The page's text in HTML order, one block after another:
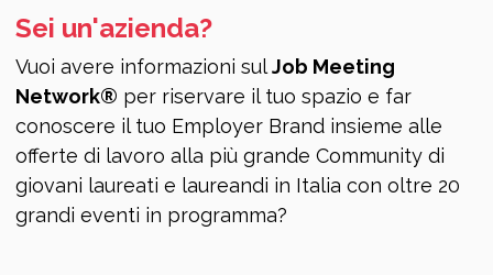
Sei un'azienda?
Vuoi avere informazioni sulJob Meeting
Network® per riservare il tuo spazio e far
conoscere il tuo Employer Brand insieme alle
offerte di lavoro alla più grande Community di
giovani laureati e laureandi in Italia con oltre 20
grandi eventi in programma?